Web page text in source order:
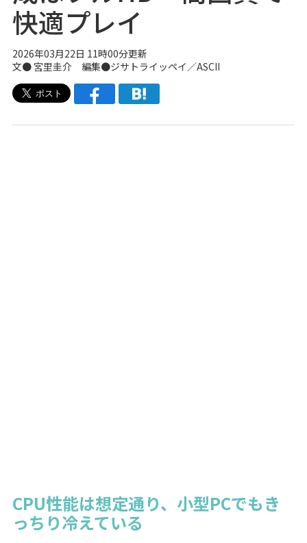
快適プレイ
2026年03月22日 11時00分更新
文● 宮里圭介編集●ジサトライッペイ／ASCII
CPU性能は想定通り、小型PCでもき
っちり冷えている